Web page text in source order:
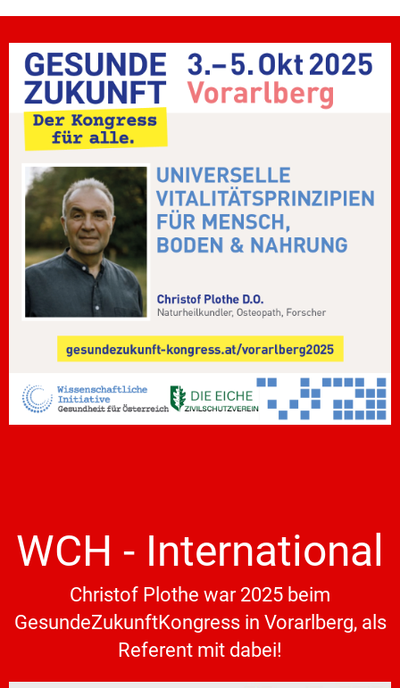
WCH - International
Christof Plothe war 2025 beim
GesundeZukunftKongress in Vorarlberg, als
Referent mit dabei!